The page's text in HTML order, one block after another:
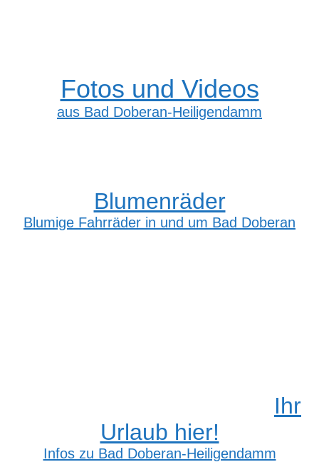
Fotos und Videos
aus Bad Doberan-Heiligendamm
Blumenräder
Blumige Fahrräder in und um Bad Doberan
Ihr
Urlaub hier!
Infos zu Bad Doberan-Heiligendamm